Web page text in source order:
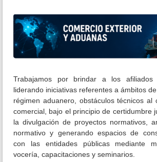
Trabajamos por brindar a los afiliados
liderando iniciativas referentes a ámbitos
régimen aduanero, obstáculos técnicos al
comercial, bajo el principio de certidumbre
la divulgación de proyectos normativos,
normativo y generando espacios de
con las entidades públicas mediante
vocería, capacitaciones y seminarios.